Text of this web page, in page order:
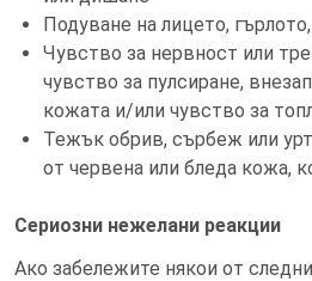
Подуване на лицето,
Чувство за нервност или
чувство за пулсиране,
кожата и/или чувство за
Тежък обрив, сърбеж или
от червена или бледа кожа,
Сериозни нежелани реакции
Ако забележите някои от